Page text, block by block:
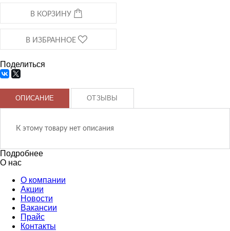
В КОРЗИНУ
В ИЗБРАННОЕ
Поделиться
ОПИСАНИЕ ОТЗЫВЫ
К этому товару нет описания
Подробнее
О нас
О компании
Акции
Новости
Вакансии
Прайс
Контакты